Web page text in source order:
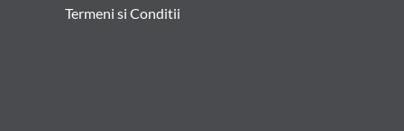
Termeni si Conditii